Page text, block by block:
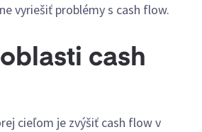
vyriešiť problémy s cash flow.
cash
cieľom je zvýšiť cash flow v